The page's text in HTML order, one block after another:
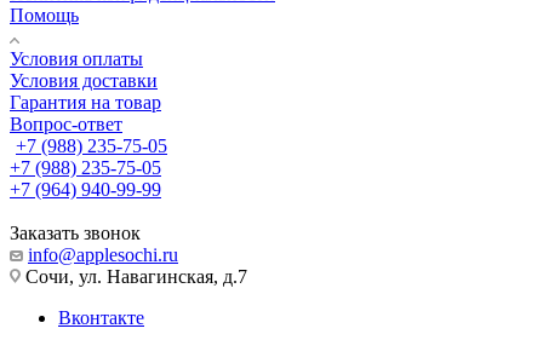
Помощь
Условия оплаты
Условия доставки
Гарантия на товар
Вопрос-ответ
+7 (988) 235-75-05
+7 (988) 235-75-05
+7 (964) 940-99-99
Заказать звонок
info@applesochi.ru
Сочи, ул. Навагинская, д.7
Вконтакте